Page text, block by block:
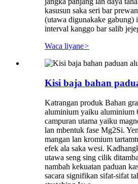
kasusun saka seri bar
(utawa digunakake gabung)
interval kanggo bar salib
Waca liyane>
Kisi baja bahan
Katrangan produk Bahan
aluminium yaiku aluminium
campuran utama yaiku
lan mbentuk fase Mg2Si.
mangan lan kromium
efek ala saka wesi.
utawa seng sing cilik
nambah kekuatan paduan
sacara signifikan sifat-sifat